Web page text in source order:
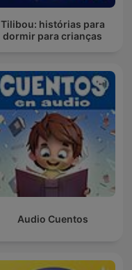
Tilibou: histórias para
dormir para crianças
Audio Cuentos